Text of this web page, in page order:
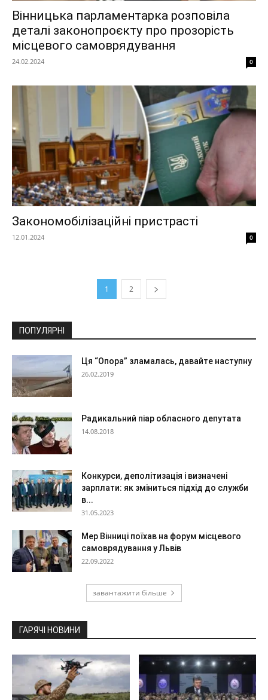
Вінницька парламентарка розповіла
деталі законопроєкту про прозорість
місцевого самоврядування
24.02.2024 0
Закономобілізаційні пристрасті
12.01.2024 0
1 2
ПОПУЛЯРНІ
Ця “Опора” зламалась, давайте наступну
26.02.2019
Радикальний піар обласного депутата
14.08.2018
Конкурси, деполітизація і визначені
зарплати: як зміниться підхід до служби
в...
31.05.2023
Мер Вінниці поїхав на форум місцевого
самоврядування у Львів
22.09.2022
завантажити більше
ГАРЯЧІ НОВИНИ